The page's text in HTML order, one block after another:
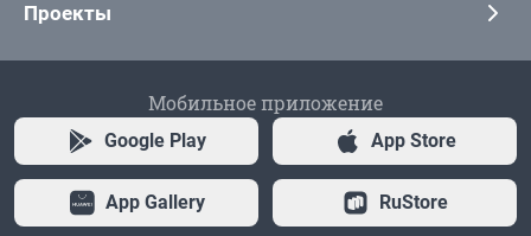
Проекты
Мобильное приложение
Google Play App Store
App Gallery RuStore